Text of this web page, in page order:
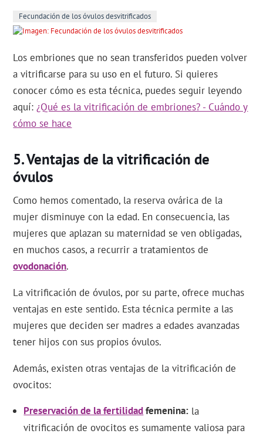
Fecundación de los óvulos desvitrificados
Los embriones que no sean transferidos pueden volver
a vitrificarse para su uso en el futuro. Si quieres
conocer cómo es esta técnica, puedes seguir leyendo
aquí:¿Qué es la vitrificación de embriones? - Cuándo y
cómo se hace
Ventajas de la vitrificación de
óvulos
Como hemos comentado, la reserva ovárica de la
mujer disminuye con la edad. En consecuencia, las
mujeres que aplazan su maternidad se ven obligadas,
en muchos casos, a recurrir a tratamientos de
ovodonación.
La vitrificación de óvulos, por su parte, ofrece muchas
ventajas en este sentido. Esta técnica permite a las
mujeres que deciden ser madres a edades avanzadas
tener hijos con sus propios óvulos.
Además, existen otras ventajas de la vitrificación de
ovocitos:
Preservación de la fertilidadfemenina la
vitrificación de ovocitos es sumamente valiosa para